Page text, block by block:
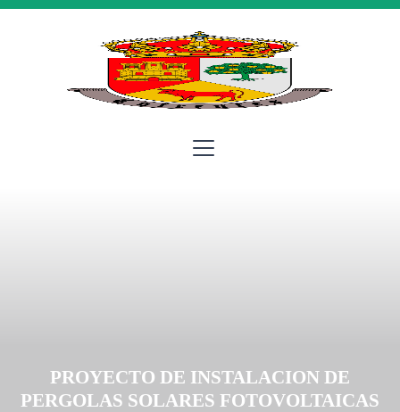
PROYECTO DE INSTALACION DE
PERGOLAS SOLARES FOTOVOLTAICAS